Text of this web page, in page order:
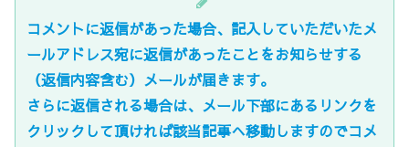
コメントに返信があった場合、記入していただいたメ
ールアドレス宛に返信があったことをお知らせする
（返信内容含む）メールが届きます。
さらに返信される場合は、メール下部にあるリンクを
クリックして頂ければ該当記事へ移動しますのでコメ